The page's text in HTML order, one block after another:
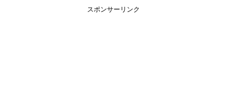
スポンサーリンク